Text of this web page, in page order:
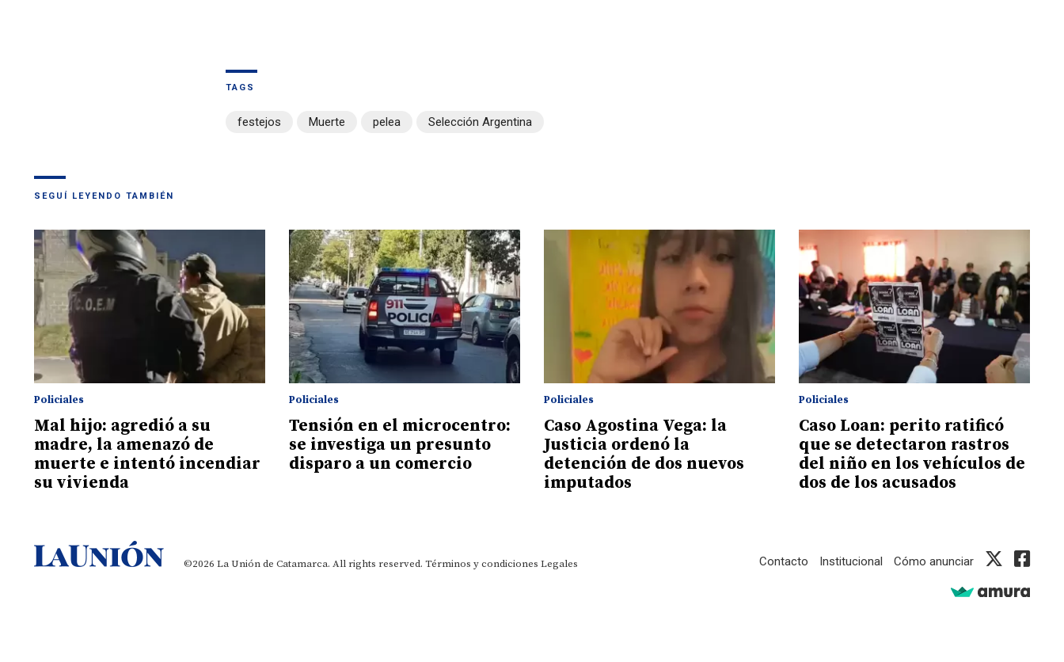
TAGS
festejos Muerte pelea Selección Argentina
SEGUÍ LEYENDO TAMBIÉN
Policiales
Mal hijo: agredió a su
madre, la amenazó de
muerte e intentó incendiar
su vivienda
Policiales
Tensión en el microcentro:
se investiga un presunto
disparo a un comercio
Policiales
Caso Agostina Vega: la
Justicia ordenó la
detención de dos nuevos
imputados
Policiales
Caso Loan: perito ratificó
que se detectaron rastros
del niño en los vehículos de
dos de los acusados
©2026 La Unión de Catamarca. All rights reserved. Términos y condiciones Legales Contacto Institucional Cómo anunciar